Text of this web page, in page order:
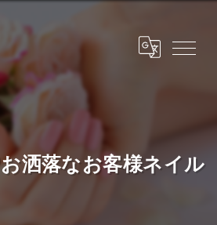
洒落なお客様ネイル